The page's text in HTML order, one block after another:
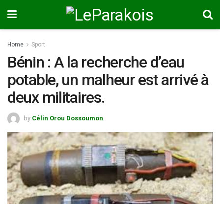
Home Sport
Bénin : A la recherche d’eau
potable, un malheur est arrivé à
deux militaires.
by Célin Orou Dossoumon